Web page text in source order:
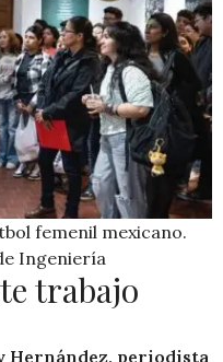
femenil mexicano.
Ingeniería
trabajo
Hernández, periodista